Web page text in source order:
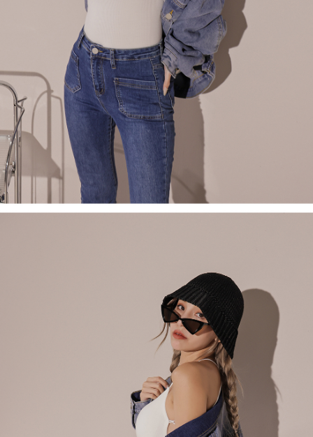
【Nota Penting】
1. Perkhidmatan ini disediakan oleh "Taiwan Mobile Co., Ltd." untuk
membolehkan pengguna membeli produk atau perkhidmatan melalui
perkhidmatan ini semasa transaksi, dan kedai akan menyerahkan hak
tuntutan harga jual/beli ansuran kepada syarikat ini untuk membayar bil
menggunakan bil syarikat ini.
2. Berdasarkan tujuan kontrak persetujuan pembayaran menggunakan
"Pembayaran Ansuran Gogo", kedai akan memberikan maklumat peribadi
anda (termasuk nama, telefon atau alamat) kepada Taiwan Mobile untuk
pengumpulan, pemprosesan dan penggunaan, untuk pengesahan,
semakan dan pembetulan data yang diperlukan untuk bil ansuran oleh
Taiwan Mobile.
3. Sila baca syarat perkhidmatan pengguna secara lengkap melalui
pautan berikut: https://oppay.tw/userRule